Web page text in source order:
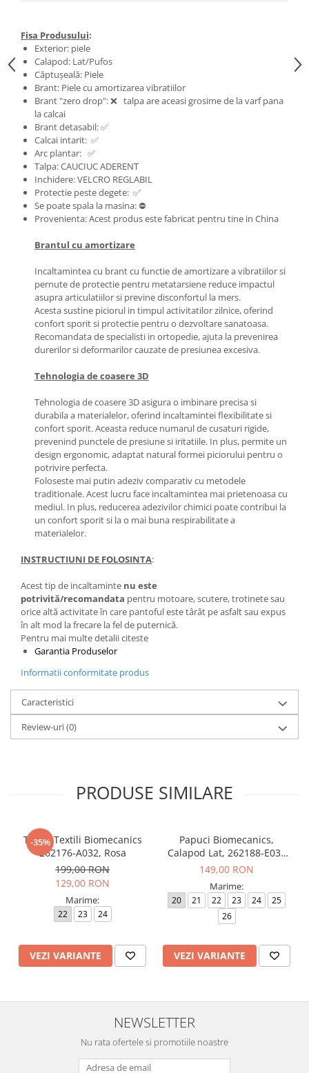
Fisa Produsului:
Exterior: piele
Calapod: Lat/Pufos
Căptușeală: Piele
Brant: Piele cu amortizarea vibratiilor
Brant "zero drop": ❌ talpa are aceasi grosime de la varf pana
la calcai
Brant detasabil: ✅
Calcai intarit: ✅
Arc plantar: ✅
Talpa: CAUCIUC ADERENT
Inchidere: VELCRO REGLABIL
Protectie peste degete: ✅
Se poate spala la masina: ⛔
Provenienta: Acest produs este fabricat pentru tine in China
Brantul cu amortizare
Incaltamintea cu brant cu functie de amortizare a vibratiilor si
pernute de protectie pentru metatarsiene reduce impactul
asupra articulatiilor si previne disconfortul la mers.
Acesta sustine piciorul in timpul activitatilor zilnice, oferind
confort sporit si protectie pentru o dezvoltare sanatoasa.
Recomandata de specialisti in ortopedie, ajuta la prevenirea
durerilor si deformarilor cauzate de presiunea excesiva.
Tehnologia de coasere 3D
Tehnologia de coasere 3D asigura o imbinare precisa si
durabila a materialelor, oferind incaltamintei flexibilitate si
confort sporit. Aceasta reduce numarul de cusaturi rigide,
prevenind punctele de presiune si iritatiile. In plus, permite un
design ergonomic, adaptat natural formei piciorului pentru o
potrivire perfecta.
Foloseste mai putin adeziv comparativ cu metodele
traditionale. Acest lucru face incaltamintea mai prietenoasa cu
mediul. In plus, reducerea adezivilor chimici poate contribui la
un confort sporit si la o mai buna respirabilitate a
materialelor.
INSTRUCTIUNI DE FOLOSINTA:
Acest tip de incaltaminte nu este
potrivită/recomandata pentru motoare, scutere, trotinete sau
orice altă activitate în care pantoful este târât pe asfalt sau expus
în alt mod la frecare la fel de puternică.
Pentru mai multe detalii citeste
Garantia Produselor
Informatii conformitate produs
Caracteristici
Review-uri(0)
PRODUSE SIMILARE
-35%
Tenisi Textili Biomecanics
262176-A032, Rosa
199,00 RON
129,00 RON
Marime:
22 23 24
VEZI VARIANTE
Papuci Biomecanics,
Calapod Lat, 262188-E032
Rosa, Wider Biohome
149,00 RON
Marime:
20 21 22 23 24
25
26
VEZI VARIANTE
NEWSLETTER
Nu rata ofertele si promotiile noastre